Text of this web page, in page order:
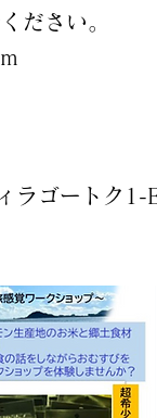
ださい。
ラゴートク1-